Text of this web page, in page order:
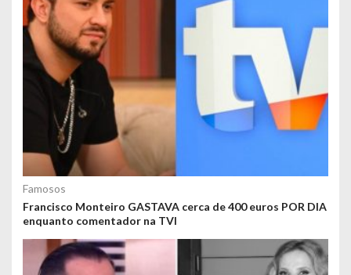
Famosos
Francisco Monteiro GASTAVA cerca de 400 euros POR DIA
enquanto comentador na TVI